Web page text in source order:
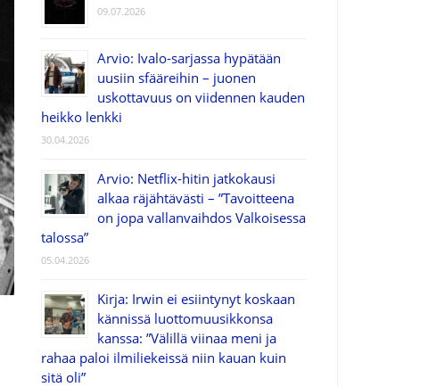
09.07.2026
Arvio: Ivalo-sarjassa hypätään
uusiin sfääreihin – juonen
uskottavuus on viidennen kauden
heikko lenkki
30.04.2026
Arvio: Netflix-hitin jatkokausi
alkaa räjähtävästi – ”Tavoitteena
on jopa vallanvaihdos Valkoisessa
talossa”
05.04.2026
Kirja: Irwin ei esiintynyt koskaan
kännissä luottomuusikkonsa
kanssa: ”Välillä viinaa meni ja
rahaa paloi ilmiliekeissä niin kauan kuin
sitä oli”